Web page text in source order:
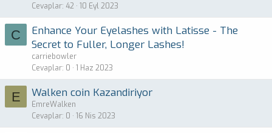
Cevaplar 42 10 Eyl 2023
C
Enhance Your Eyelashes with Latisse - The
Secret to Fuller, Longer Lashes!
carriebowler
Cevaplar 0 1 Haz 2023
E Walken coin Kazandiriyor
EmreWalken
Cevaplar 0 16 Nis 2023